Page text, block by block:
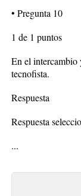
• Pregunta 10
1 de 1 puntos
En el intercambio
tecnofista.
Respuesta
Respuesta
...